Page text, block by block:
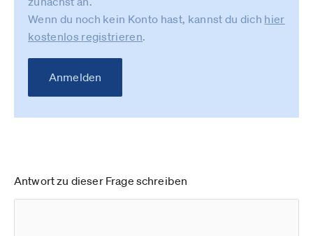
Wenn du noch kein Konto hast, kannst du dich hier
kostenlos registrieren.
Anmelden
Antwort zu dieser Frage schreiben